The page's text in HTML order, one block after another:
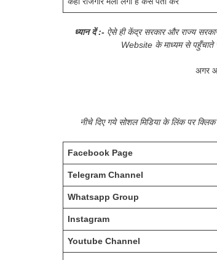
ध्यान दें :-ऐसे ही केंद्र सरकार और राज्य
Website के माध्यम से पहुँचाते
अगर
नीचे दिए गये सोशल मिडिया के लिंक पर
Facebook Page
Telegram Channel
Whatsapp Group
Instagram
Youtube Channel